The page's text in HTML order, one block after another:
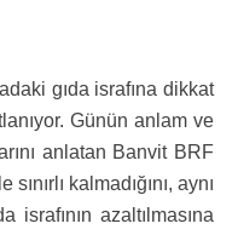
gıda israfına dikkat
Günün anlam ve
anlatan Banvit BRF
kalmadığını, aynı
israfının azaltılmasına